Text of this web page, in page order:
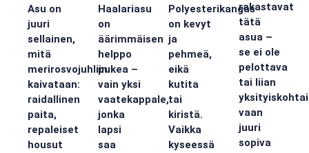
Asu on
juuri
sellainen,
mitä
merirosvojuhliin
kaivataan:
raidallinen
paita,
repaleiset
housut
Haalariasu
on
äärimmäisen
helppo
pukea –
vain yksi
vaatekappale,
jonka
lapsi
saa
Polyesterikangas
on kevyt
ja
pehmeä,
eikä
kutita
tai
kiristä.
Vaikka
kyseessä
rakastavat
tätä
asua –
se ei ole
pelottava
tai liian
vaan
juuri
sopiva